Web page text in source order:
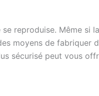
reproduise. Même si la
moyens de fabriquer
sécurisé peut vous